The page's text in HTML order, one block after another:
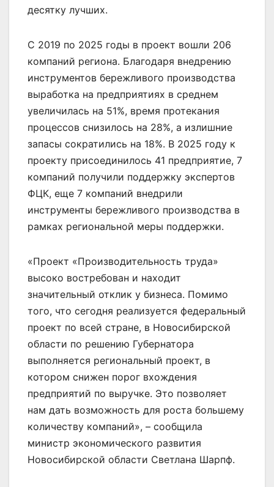
десятку лучших.
С 2019 по 2025 годы в проект вошли 206
компаний региона. Благодаря внедрению
инструментов бережливого производства
выработка на предприятиях в среднем
увеличилась на 51%, время протекания
процессов снизилось на 28%, а излишние
запасы сократились на 18%. В 2025 году к
проекту присоединилось 41 предприятие, 7
компаний получили поддержку экспертов
ФЦК, еще 7 компаний внедрили
инструменты бережливого производства в
рамках региональной меры поддержки.
«Проект «Производительность труда»
высоко востребован и находит
значительный отклик у бизнеса. Помимо
того, что сегодня реализуется федеральный
проект по всей стране, в Новосибирской
области по решению Губернатора
выполняется региональный проект, в
котором снижен порог вхождения
предприятий по выручке. Это позволяет
нам дать возможность для роста большему
количеству компаний», – сообщила
министр экономического развития
Новосибирской области Светлана Шарпф.